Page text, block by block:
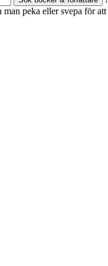
man peka eller svepa för